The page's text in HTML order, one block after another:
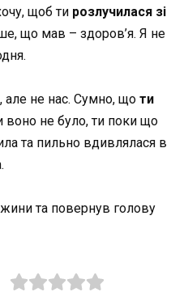
щоб ти розлучилася зі
що мав – здоров’я. Я не
але не нас. Сумно, що ти
воно не було, ти поки що
та пильно вдивлялася в
та повернув голову